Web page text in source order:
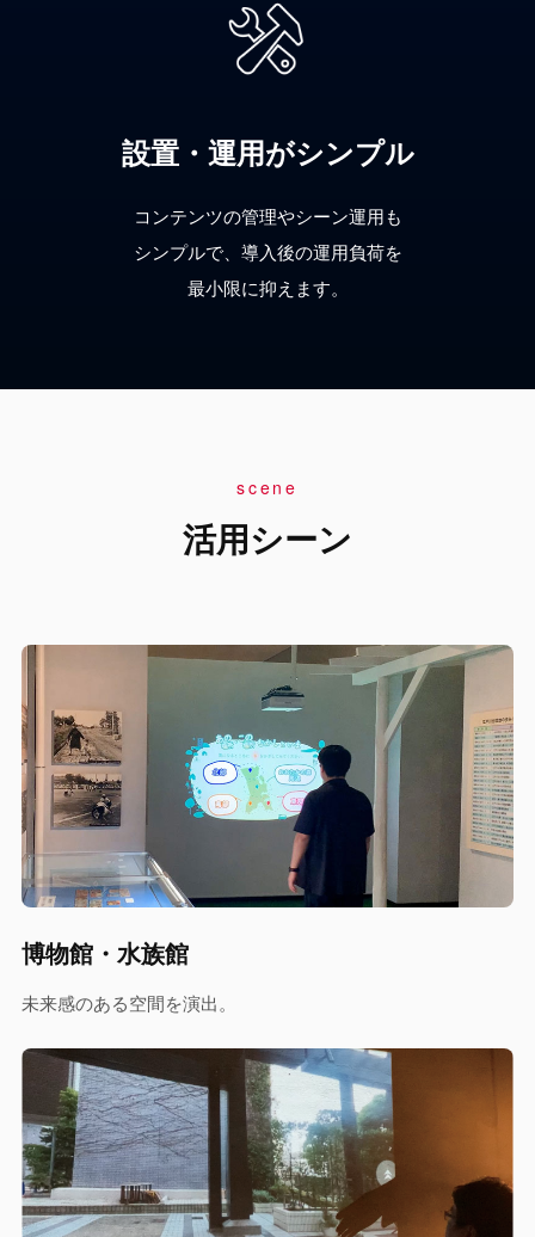
設置・運用がシンプル
コンテンツの管理やシーン運用も
シンプルで、導入後の運用負荷を
最小限に抑えます。
scene
活用シーン
博物館・水族館
未来感のある空間を演出。